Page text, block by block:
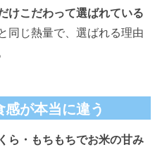
けこだわって選ばれている
同じ熱量で、選ばれる理由
が本当に違う
ら・もちもちでお米の甘み